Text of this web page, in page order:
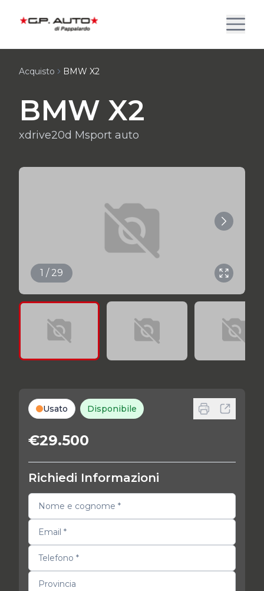
Acquisto BMW X2
BMW X2
xdrive20d Msport auto
1 / 29
Usato Disponibile
€29.500
Richiedi Informazioni